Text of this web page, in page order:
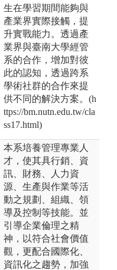
生在學習期間能夠與
產業界實際接觸，提
升實戰能力。透過產
業界與臺南大學經管
系的合作，增加對彼
此的認知，透過跨系
學術社群的合作來提
供不同的解決方案。(h
ttps://bm.nutn.edu.tw/cla
ss17.html)
本系培養管理專業人
才，使其具行銷、資
訊、財務、人力資
源、生產與作業等活
動之規劃、組織、領
導及控制等技能。並
引導企業倫理之精
神，以符合社會價值
觀，更配合國際化、
資訊化之趨勢，加強